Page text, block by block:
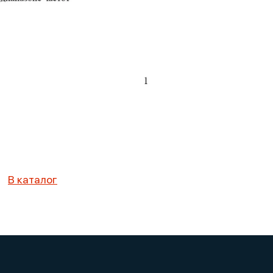
В каталог